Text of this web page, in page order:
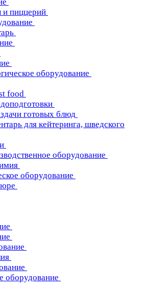
и пиццерий
оборудование
food
готовых блюд
для кейтеринга, шведского
оборудование
оборудование
оборудование